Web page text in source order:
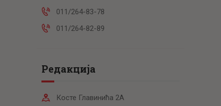
011/264-83-78
011/264-82-89
Редакција
Косте Главинића 2А